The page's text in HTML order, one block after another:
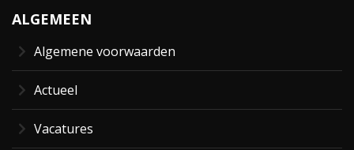
ALGEMEEN
Algemene voorwaarden
Actueel
Vacatures